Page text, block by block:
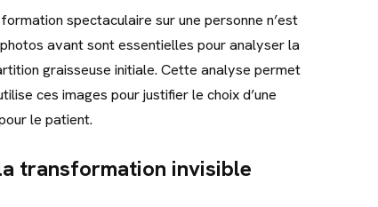
spectaculaire sur une personne n’est
avant sont essentielles pour analyser la
graisseuse initiale. Cette analyse permet
ces images pour justifier le choix d’une
le patient.
transformation invisible